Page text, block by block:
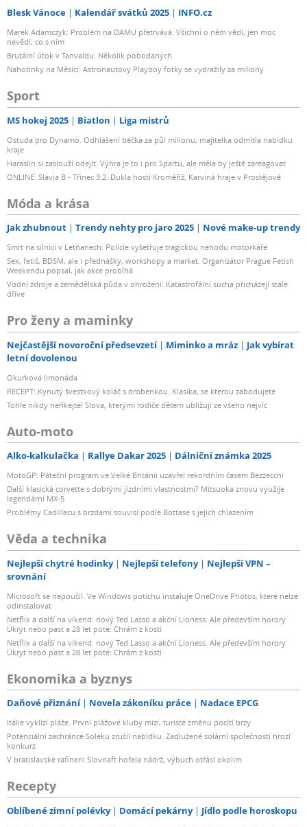
Blesk Vánoce Kalendář svátků 2025 INFO.cz
Marek Adamczyk: Problém na DAMU přetrvává. Všichni o něm vědí, jen moc
nevědí, co s ním
Brutální útok v Tanvaldu: Několik pobodaných
Nahotinky na Měsíci: Astronautovy Playboy fotky se vydražily za miliony
Sport
MS hokej 2025 Biatlon Liga mistrů
Ostuda pro Dynamo. Odhlášení béčka za půl milionu, majitelka odmítla nabídku
kraje
Haraslín si zaslouží odejít. Výhra je to i pro Spartu, ale měla by ještě zareagovat
ONLINE: Slavia B - Třinec 3:2. Dukla hostí Kroměříž, Karviná hraje v Prostějově
Móda a krása
Jak zhubnout Trendy nehty pro jaro 2025 Nové make-up trendy
Smrt na silnici v Letňanech: Policie vyšetřuje tragickou nehodu motorkáře
Sex, fetiš, BDSM, ale i přednášky, workshopy a market. Organizátor Prague Fetish
Weekendu popsal, jak akce probíhá
Vodní zdroje a zemědělská půda v ohrožení: Katastrofální sucha přicházejí stále
dříve
Pro ženy a maminky
Nejčastější novoroční předsevzetí Miminko a mráz
Jak vybírat
letní dovolenou
Okurková limonáda
RECEPT: Kynutý švestkový koláč s drobenkou. Klasika, se kterou zabodujete
Tohle nikdy neříkejte! Slova, kterými rodiče dětem ubližují ze všeho nejvíc
Auto-moto
Alko-kalkulačka Rallye Dakar 2025 Dálniční známka 2025
MotoGP: Páteční program ve Velké Británii uzavřel rekordním časem Bezzecchi
Další klasická corvette s dobrými jízdními vlastnostmi? Mitsuoka znovu využije
legendární MX-5
Problémy Cadillacu s brzdami souvisí podle Bottase s jejich chlazením
Věda a technika
Nejlepší chytré hodinky Nejlepší telefony
Nejlepší VPN –
srovnání
Microsoft se nepoučil. Ve Windows potichu instaluje OneDrive Photos, které nelze
odinstalovat
Netflix a další na víkend: nový Ted Lasso a akční Lioness. Ale především horory
Úkryt nebo past a 28 let poté: Chrám z kostí
Netflix a další na víkend: nový Ted Lasso a akční Lioness. Ale především horory
Úkryt nebo past a 28 let poté: Chrám z kostí
Ekonomika a byznys
Daňové přiznání Novela zákoníku práce Nadace EPCG
Itálie vyklízí pláže. První plážové kluby mizí, turisté změnu pocítí brzy
Potenciální zachránce Soleku zrušil nabídku. Zadlužené solární společnosti hrozí
konkurz
V bratislavské rafinerii Slovnaft hořela nádrž, výbuch otřásl okolím
Recepty
Oblíbené zimní polévky Domácí pekárny Jídlo podle horoskopu